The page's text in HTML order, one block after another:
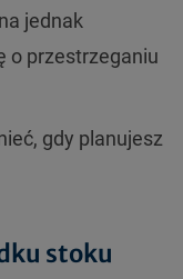
jednak
o przestrzeganiu
gdy planujesz
stoku